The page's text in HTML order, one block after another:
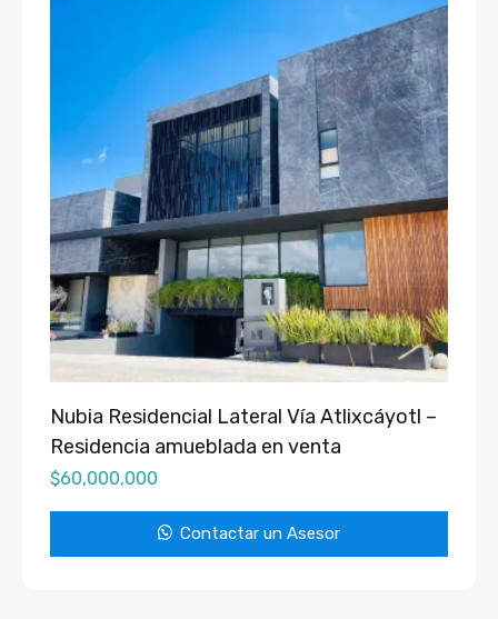
Nubia Residencial Lateral Vía Atlixcáyotl –
Residencia amueblada en venta
$60,000,000
Contactar un Asesor